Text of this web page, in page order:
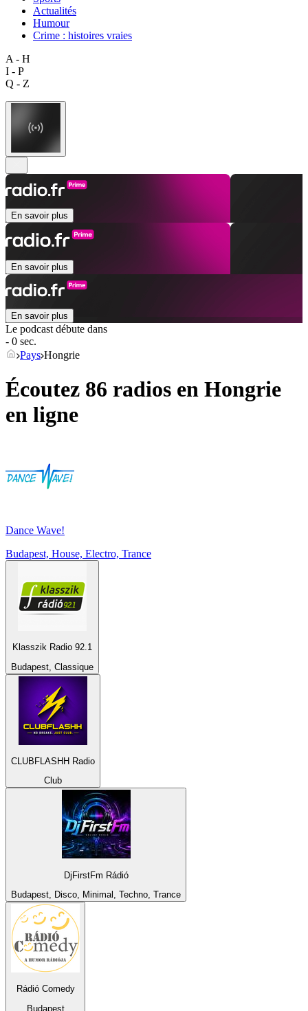
Actualités
Humour
Crime : histoires vraies
A - H
I - P
Q - Z
En savoir plus
En savoir plus
En savoir plus
Le podcast débute dans
- 0 sec.
Pays Hongrie
Écoutez 86 radios en Hongrie
en ligne
Dance Wave!
Budapest, House, Electro, Trance
Klasszik Radio 92.1
Budapest, Classique
CLUBFLASHH Radio
Club
DjFirstFm Rádió
Budapest, Disco, Minimal, Techno, Trance
Rádió Comedy
Budapest